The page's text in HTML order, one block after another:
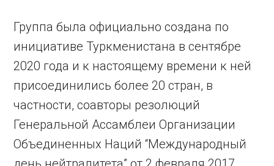
Группа была официально создана по
инициативе Туркменистана в сентябре
2020 года и к настоящему времени к ней
присоединились более 20 стран, в
частности, соавторы резолюций
Генеральной Ассамблеи Организации
Объединенных Наций “Международный